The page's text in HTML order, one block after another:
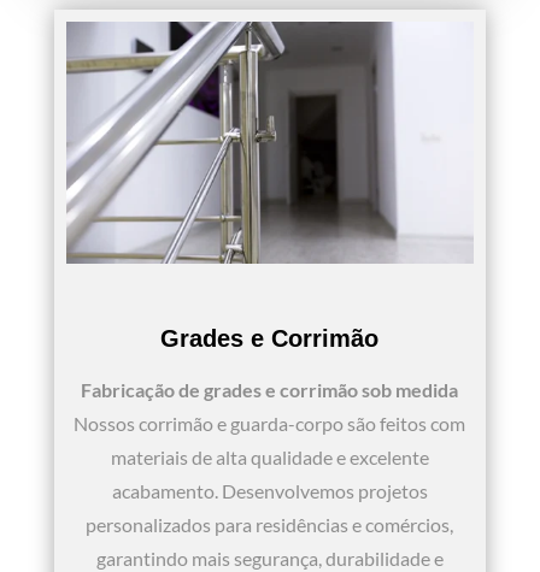
Grades e Corrimão
Fabricação de grades e corrimão sob medida
Nossos corrimão e guarda-corpo são feitos com
materiais de alta qualidade e excelente
acabamento. Desenvolvemos projetos
personalizados para residências e comércios,
garantindo mais segurança, durabilidade e